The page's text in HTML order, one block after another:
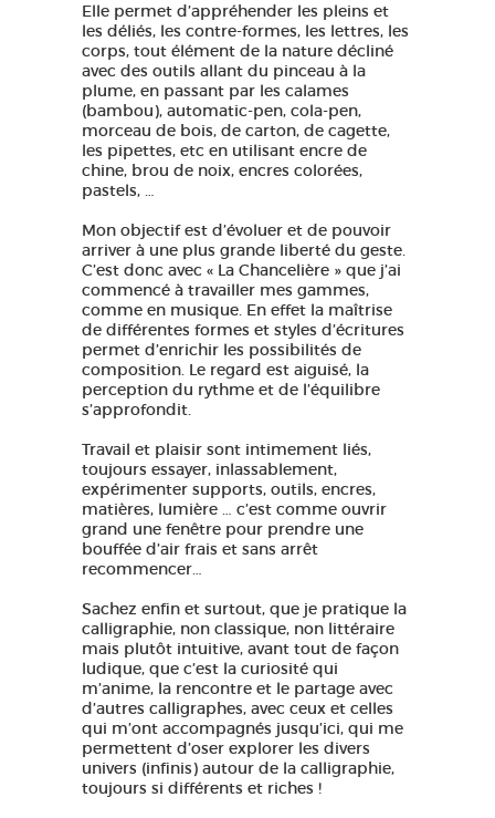
Elle permet d’appréhender les pleins et
les déliés, les contre-formes, les lettres, les
corps, tout élément de la nature décliné
avec des outils allant du pinceau à la
plume, en passant par les calames
(bambou), automatic-pen, cola-pen,
morceau de bois, de carton, de cagette,
les pipettes, etc en utilisant encre de
chine, brou de noix, encres colorées,
pastels, …
Mon objectif est d’évoluer et de pouvoir
arriver à une plus grande liberté du geste.
C’est donc avec « La Chancelière » que j’ai
commencé à travailler mes gammes,
comme en musique. En effet la maîtrise
de différentes formes et styles d’écritures
permet d’enrichir les possibilités de
composition. Le regard est aiguisé, la
perception du rythme et de l’équilibre
s’approfondit.
Travail et plaisir sont intimement liés,
toujours essayer, inlassablement,
expérimenter supports, outils, encres,
matières, lumière … c’est comme ouvrir
grand une fenêtre pour prendre une
bouffée d’air frais et sans arrêt
recommencer…
Sachez enfin et surtout, que je pratique la
calligraphie, non classique, non littéraire
mais plutôt intuitive, avant tout de façon
ludique, que c’est la curiosité qui
m’anime, la rencontre et le partage avec
d’autres calligraphes, avec ceux et celles
qui m’ont accompagnés jusqu’ici, qui me
permettent d’oser explorer les divers
univers (infinis) autour de la calligraphie,
toujours si différents et riches !